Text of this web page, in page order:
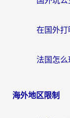
海外地区限制